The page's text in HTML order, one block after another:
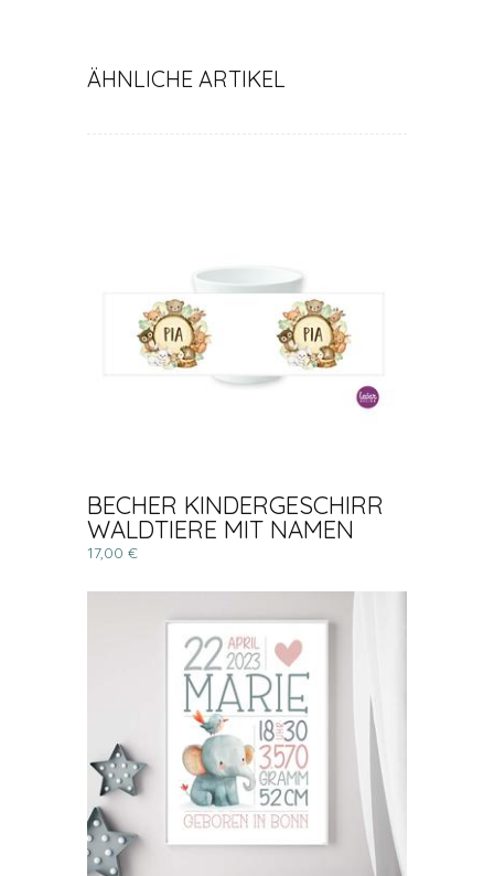
ÄHNLICHE ARTIKEL
BECHER KINDERGESCHIRR
WALDTIERE MIT NAMEN
17,00 €